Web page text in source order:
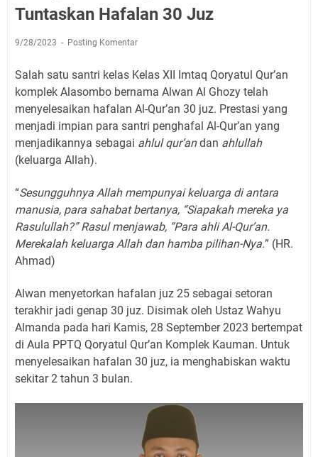
Tuntaskan Hafalan 30 Juz
9/28/2023 Posting Komentar
Salah satu santri kelas Kelas XII Imtaq Qoryatul Qur’an
komplek Alasombo bernama Alwan Al Ghozy telah
menyelesaikan hafalan Al-Qur’an 30 juz. Prestasi yang
menjadi impian para santri penghafal Al-Qur’an yang
menjadikannya sebagai ahlul qur’andan ahlullah
(keluarga Allah).
“Sesungguhnya Allah mempunyai keluarga di antara
manusia, para sahabat bertanya, “Siapakah mereka ya
Rasulullah?” Rasul menjawab, “Para ahli Al-Qur’an.
Merekalah keluarga Allah dan hamba pilihan-Nya.” (HR.
Ahmad)
Alwan menyetorkan hafalan juz 25 sebagai setoran
terakhir jadi genap 30 juz. Disimak oleh Ustaz Wahyu
Almanda pada hari Kamis, 28 September 2023 bertempat
di Aula PPTQ Qoryatul Qur’an Komplek Kauman. Untuk
menyelesaikan hafalan 30 juz, ia menghabiskan waktu
sekitar 2 tahun 3 bulan.